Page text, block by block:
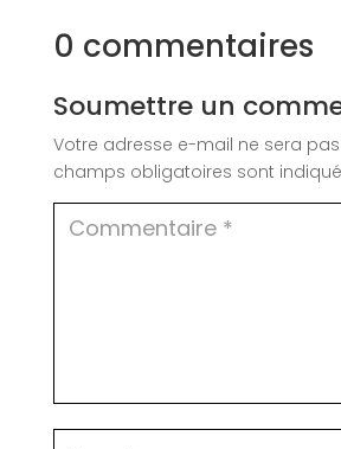
0 commentaires
Soumettre un
Votre adresse e-mail ne sera
champs obligatoires sont